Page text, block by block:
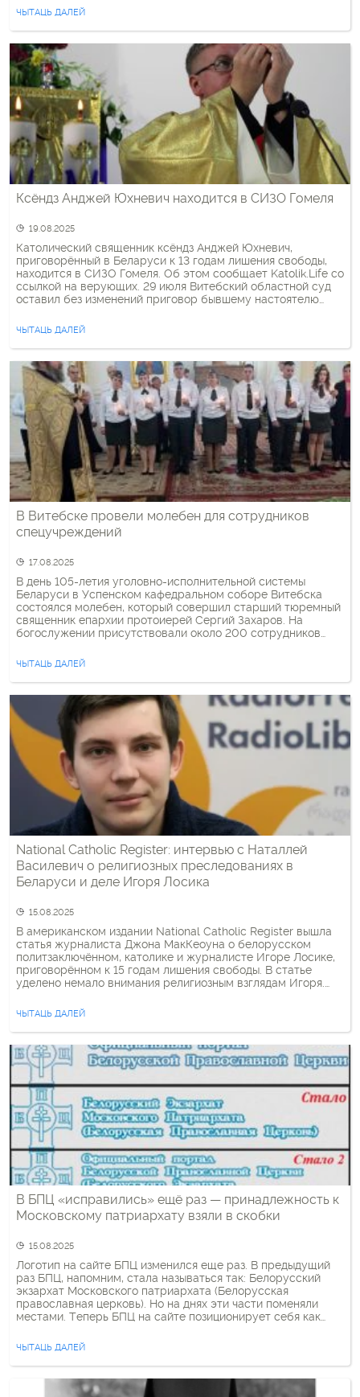
Свято-Елисаветинского монастыря, собирающего помощь
для российских военных. При этом сама палатка не была
обозначена как […]
ЧЫТАЦЬ ДАЛЕЙ
Ксёндз Анджей Юхневич находится в СИЗО Гомеля
19.08.2025
Католический священник ксёндз Анджей Юхневич,
приговорённый в Беларуси к 13 годам лишения свободы,
находится в СИЗО Гомеля. Об этом сообщает Katolik.Life со
ссылкой на верующих. 29 июля Витебский областной суд
оставил без изменений приговор бывшему настоятелю
этапировать из витебского СИЗО в колонию. Однако в
первой половине августа […]
ЧЫТАЦЬ ДАЛЕЙ
В Витебске провели молебен для сотрудников
спецучреждений
17.08.2025
В день 105-летия уголовно-исполнительной системы
Беларуси в Успенском кафедральном соборе Витебска
состоялся молебен, который совершил старший тюремный
священник епархии протоиерей Сергий Захаров. На
богослужении присутствовали около 200 сотрудников
ЧЫТАЦЬ ДАЛЕЙ
National Catholic Register: интервью с Наталлей
Василевич о религиозных преследованиях в
Беларуси и деле Игоря Лосика
15.08.2025
В американском издании National Catholic Register вышла
статья журналиста Джона МакКеоуна о белорусском
политзаключённом, католике и журналисте Игоре Лосике,
приговорённом к 15 годам лишения свободы. В статье
уделено немало внимания религиозным взглядам Игоря.
сейчас играет очень важную роль в его жизни. Он много
раз упоминал, что молится […]
ЧЫТАЦЬ ДАЛЕЙ
В БПЦ «исправились» ещё раз — принадлежность к
Московскому патриархату взяли в скобки
15.08.2025
Логотип на сайте БПЦ изменился еще раз. В предыдущий
раз БПЦ, напомним, стала называться так: Белорусский
экзархат Московского патриархата (Белорусская
православная церковь). Но на днях эти части поменяли
местами. Теперь БПЦ на сайте позиционирует себя как
Экзархат Московского Патриархата) В июле Синод РПЦ
одернул БПЦ за то, что в официальных названиях […]
ЧЫТАЦЬ ДАЛЕЙ